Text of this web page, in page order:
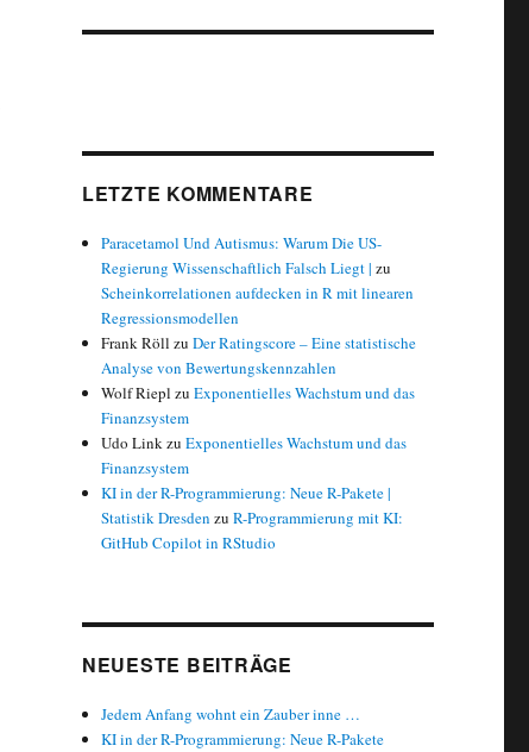
LETZTE KOMMENTARE
Paracetamol Und Autismus: Warum Die US-
Regierung Wissenschaftlich Falsch Liegt | zu
Scheinkorrelationen aufdecken in R mit linearen
Regressionsmodellen
Frank Röll zuDer Ratingscore – Eine statistische
Analyse von Bewertungskennzahlen
Wolf Riepl zuExponentielles Wachstum und das
Finanzsystem
Udo LinkzuExponentielles Wachstum und das
Finanzsystem
KI in der R-Programmierung: Neue R-Pakete |
Statistik Dresden zuR-Programmierung mit KI:
GitHub Copilot in RStudio
NEUESTE BEITRÄGE
Jedem Anfang wohnt ein Zauber inne …
KI in der R-Programmierung: Neue R-Pakete